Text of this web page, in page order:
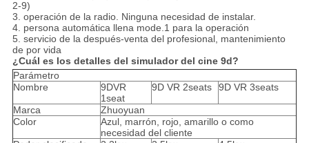
2-9)
3. operación de la radio. Ninguna necesidad de instalar.
4. persona automática llena mode.1 para la operación
5. servicio de la después-venta del profesional, mantenimiento
de por vida
¿Cuál es los detalles del simulador del cine 9d?
Parámetro
Nombre
9DVR
1seat
9D VR 2seats 9D VR 3seats
Marca
Zhuoyuan
Color
Azul, marrón, rojo, amarillo o como
necesidad del cliente